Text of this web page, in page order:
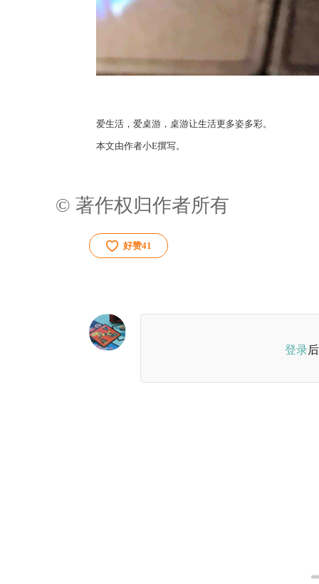
爱生活，爱桌游，桌游让生活更多姿多彩。
本文由作者小E撰写。
© 著作权归作者所有
好赞41
登录